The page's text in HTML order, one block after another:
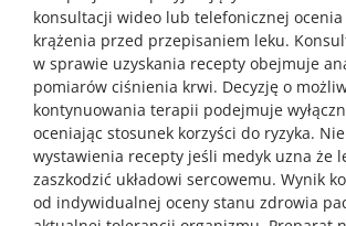
konsultacji wideo lub telefonicznej ocenia
krążenia przed przepisaniem leku.
w sprawie uzyskania recepty obejmuje
pomiarów ciśnienia krwi. Decyzję o
kontynuowania terapii podejmuje
oceniając stosunek korzyści do ryzyka.
wystawienia recepty jeśli medyk uzna że
zaszkodzić układowi sercowemu. Wynik
od indywidualnej oceny stanu zdrowia